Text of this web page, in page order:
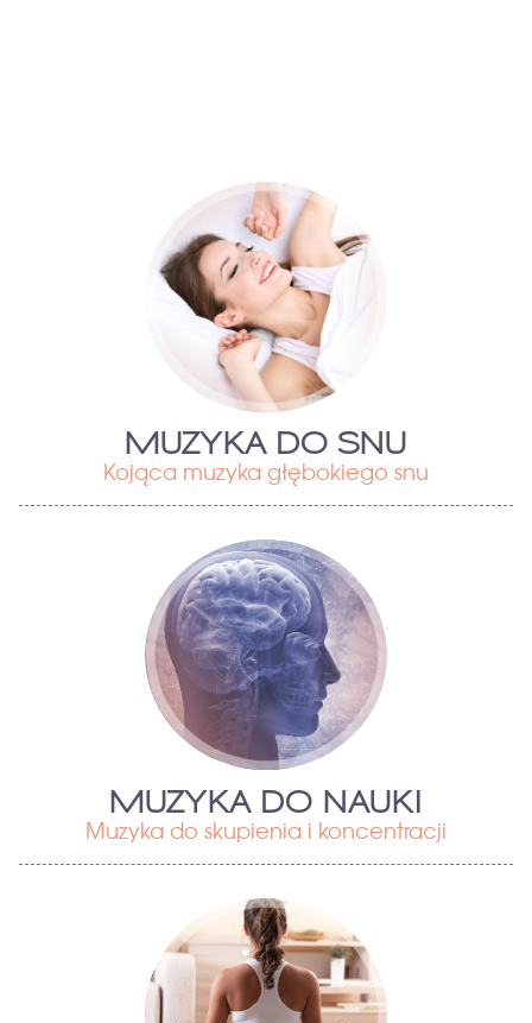
MUZYKA DO SNU
Kojąca muzyka głębokiego snu
MUZYKA DO NAUKI
Muzyka do skupienia i koncentracji